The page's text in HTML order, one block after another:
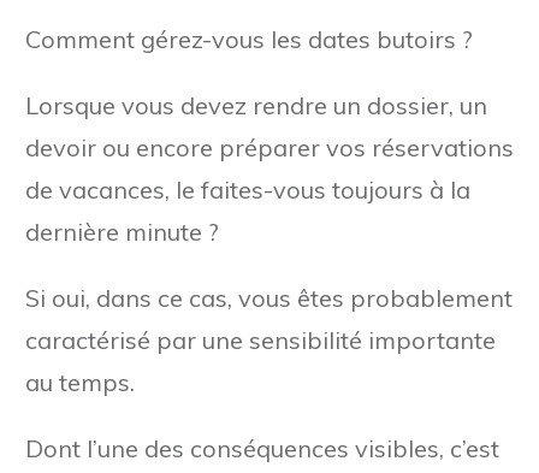
Comment gérez-vous les dates butoirs ?
Lorsque vous devez rendre un dossier, un
devoir ou encore préparer vos réservations
de vacances, le faites-vous toujours à la
dernière minute ?
Si oui, dans ce cas, vous êtes probablement
caractérisé par une sensibilité importante
au temps.
Dont l’une des conséquences visibles, c’est